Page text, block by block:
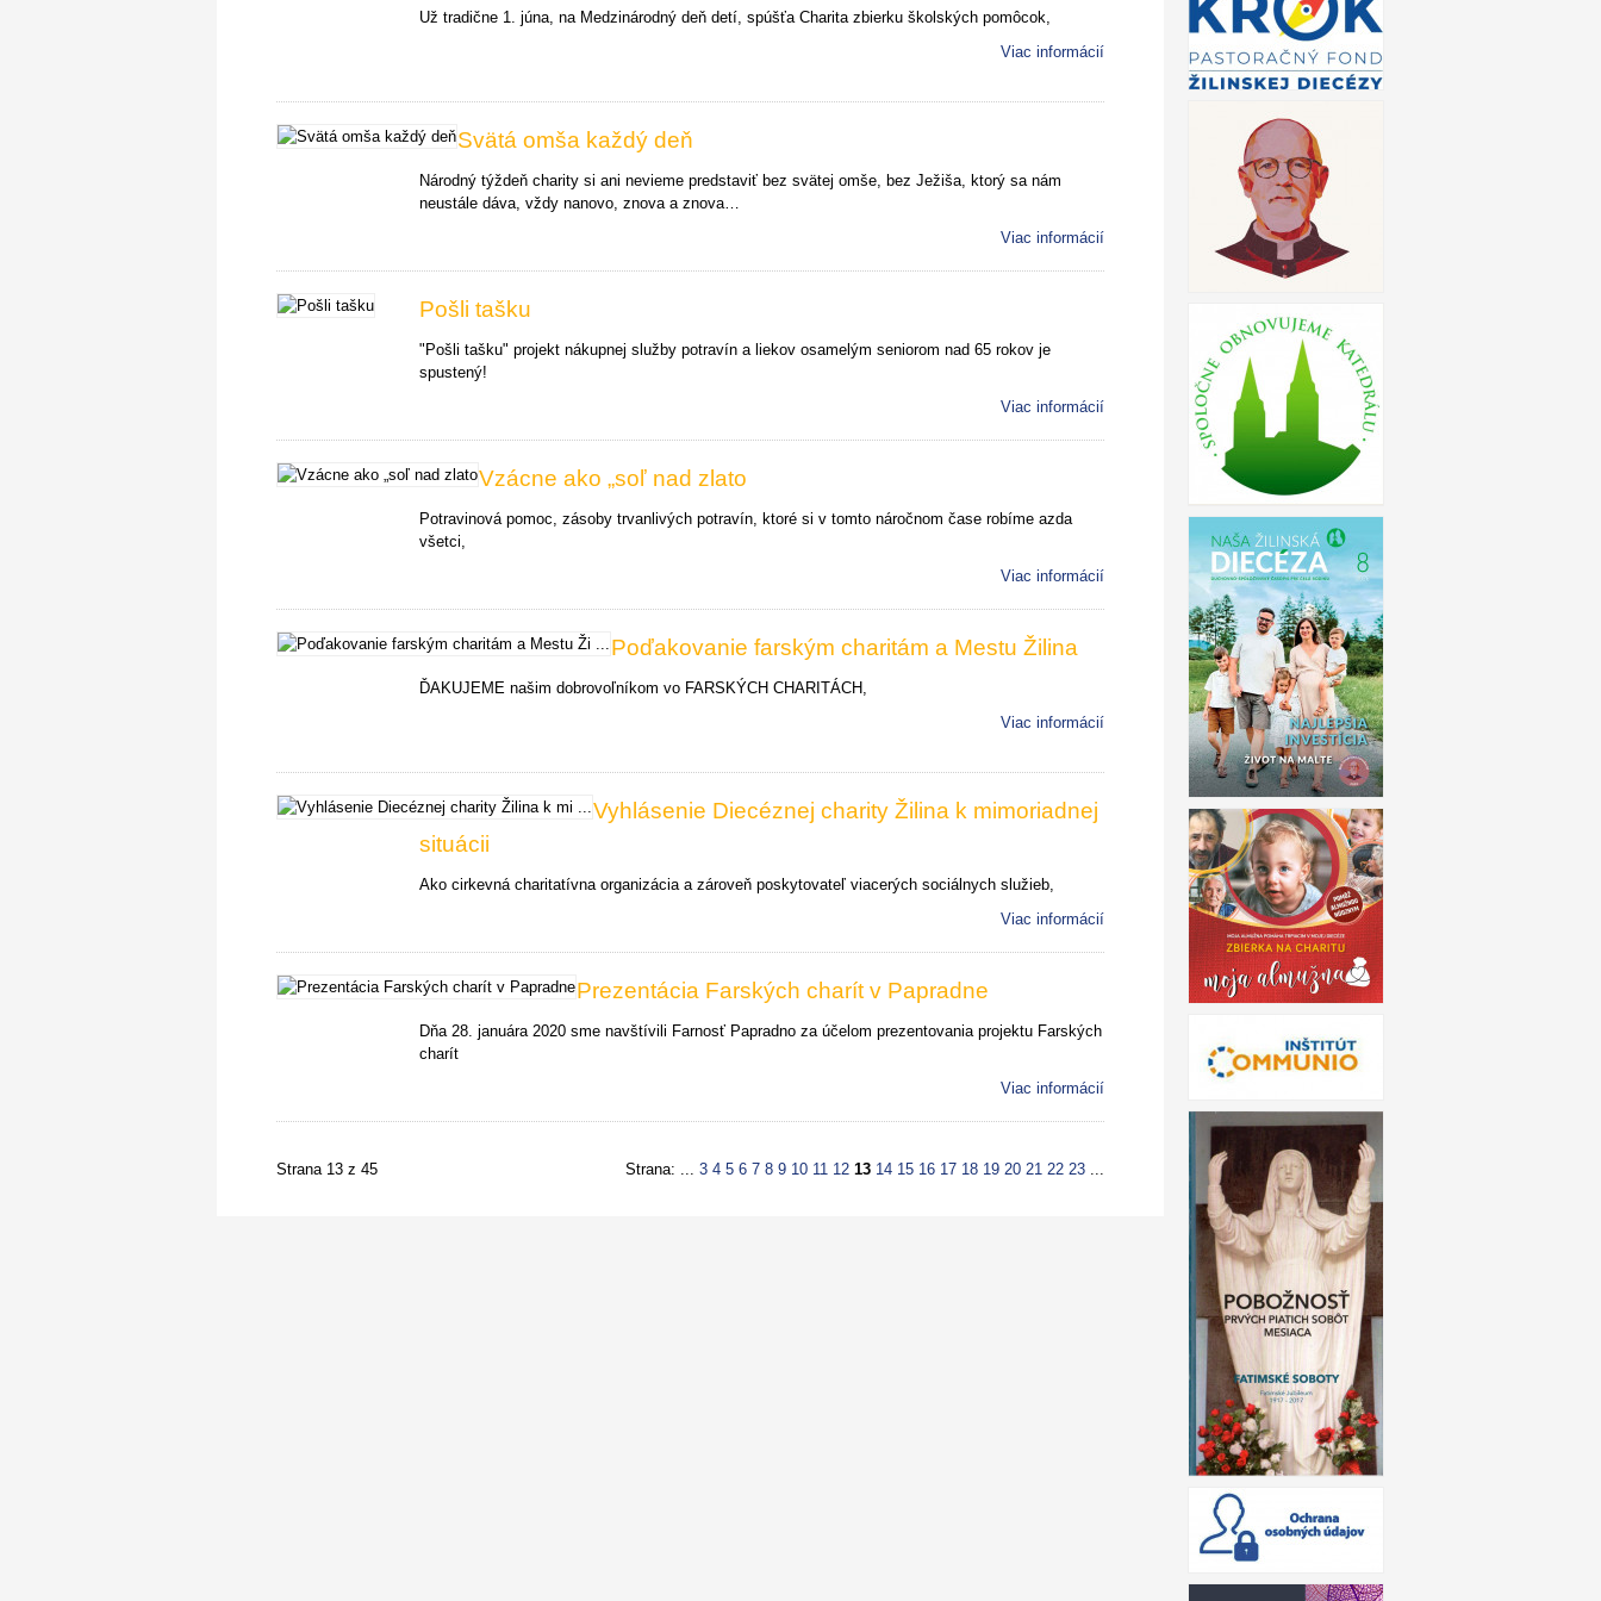
Už tradične 1. júna, na Medzinárodný deň detí, spúšťa Charita zbierku školských pomôcok,
Viac informácií
Svätá omša každý deň
Národný týždeň charity si ani nevieme predstaviť bez svätej omše, bez Ježiša, ktorý sa nám
neustále dáva, vždy nanovo, znova a znova…
Viac informácií
Pošli tašku
"Pošli tašku" projekt nákupnej služby potravín a liekov osamelým seniorom nad 65 rokov je
spustený!
Viac informácií
Vzácne ako „soľ nad zlato
Potravinová pomoc, zásoby trvanlivých potravín, ktoré si v tomto náročnom čase robíme azda
všetci,
Viac informácií
Poďakovanie farským charitám a Mestu Žilina
ĎAKUJEME našim dobrovoľníkom vo FARSKÝCH CHARITÁCH,
Viac informácií
Vyhlásenie Diecéznej charity Žilina k mimoriadnej
situácii
Ako cirkevná charitatívna organizácia a zároveň poskytovateľ viacerých sociálnych služieb,
Viac informácií
Prezentácia Farských charít v Papradne
Dňa 28. januára 2020 sme navštívili Farnosť Papradno za účelom prezentovania projektu Farských
charít
Viac informácií
Strana: ... 3 4 5 6 7 8 9 10 11 12 13 14 15 16 17 18 19 20 21 22 23 ...
Strana 13 z 45